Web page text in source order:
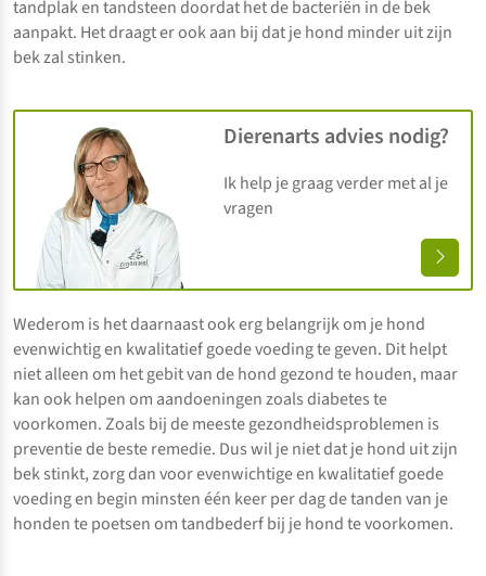
tandplak en tandsteen doordat het de bacteriën in de bek
aanpakt. Het draagt er ook aan bij dat je hond minder uit zijn
bek zal stinken.
Dierenarts advies nodig?
Ik help je graag verder met al je
vragen
Wederom is het daarnaast ook erg belangrijk om je hond
evenwichtig en kwalitatief goede voeding te geven. Dit helpt
niet alleen om het gebit van de hond gezond te houden, maar
kan ook helpen om aandoeningen zoals diabetes te
voorkomen. Zoals bij de meeste gezondheidsproblemen is
preventie de beste remedie. Dus wil je niet dat je hond uit zijn
bek stinkt, zorg dan voor evenwichtige en kwalitatief goede
voeding en begin minsten één keer per dag de tanden van je
honden te poetsen om tandbederf bij je hond te voorkomen.